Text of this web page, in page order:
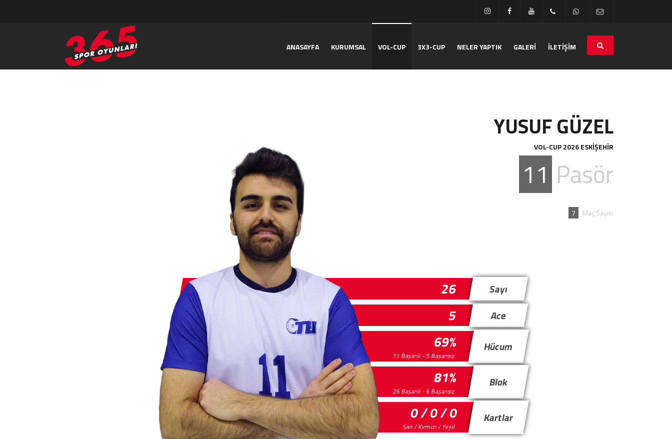
ANASAYFA KURUMSAL VOL-CUP 3X3-CUP NELER YAPTIK GALERİ İLETİŞİM
YUSUF GÜZEL
VOL-CUP 2026 ESKİŞEHİR
11 Pasör
7 Maç Sayısı
26 Sayı
5 Ace
69%
11 Başarılı - 5 Başarısız
Hücum
81%
26 Başarılı - 6 Başarısız
Blok
0 / 0 / 0
Sarı / Kırmızı / Yeşil
Kartlar